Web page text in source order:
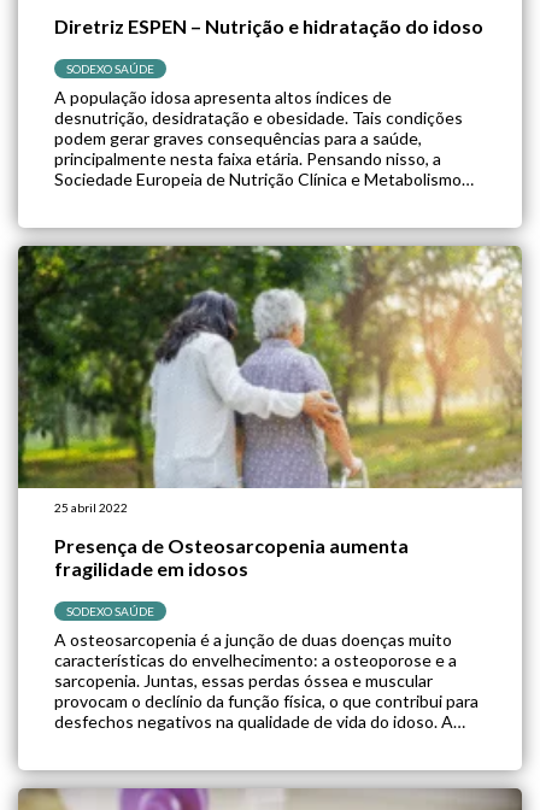
Diretriz ESPEN – Nutrição e hidratação do idoso
SODEXO SAÚDE
A população idosa apresenta altos índices de
desnutrição, desidratação e obesidade. Tais condições
podem gerar graves consequências para a saúde,
principalmente nesta faixa etária. Pensando nisso, a
Sociedade Europeia de Nutrição Clínica e Metabolismo
tratar os problemas […]
25 abril 2022
Presença de Osteosarcopenia aumenta
fragilidade em idosos
SODEXO SAÚDE
A osteosarcopenia é a junção de duas doenças muito
características do envelhecimento: a osteoporose e a
sarcopenia. Juntas, essas perdas óssea e muscular
provocam o declínio da função física, o que contribui para
desfechos negativos na qualidade de vida do idoso. A